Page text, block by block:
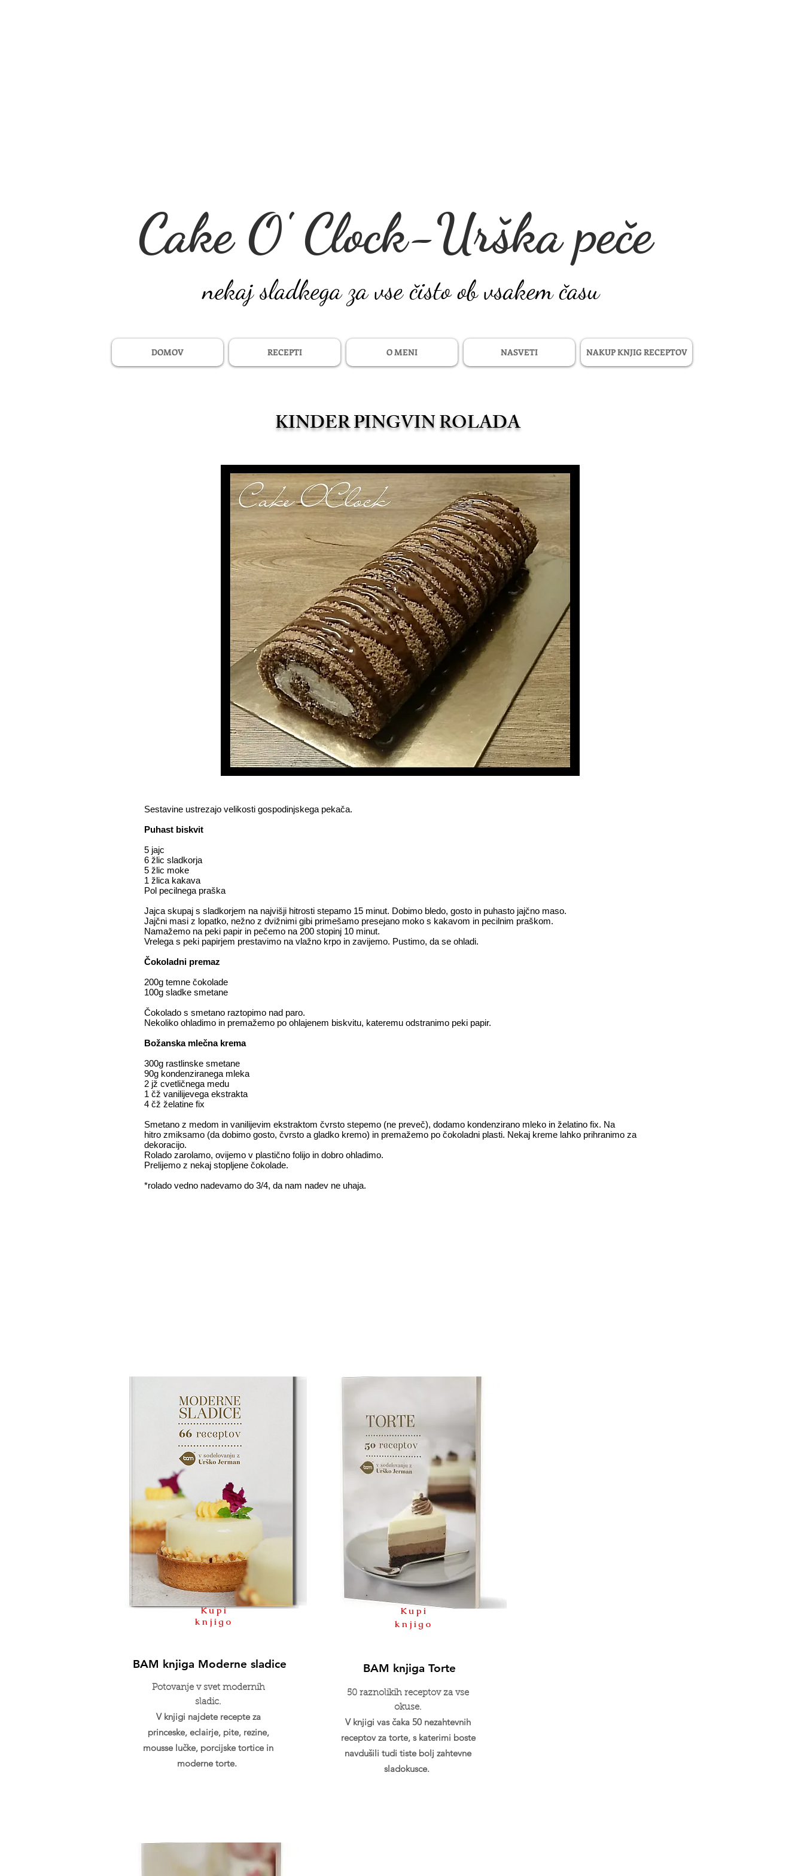
Cake O' Clock-Urška peče
nekaj sladkega za vse čisto ob vsakem času
DOMOV RECEPTI O MENI NASVETI NAKUP KNJIG RECEPTOV
KINDER PINGVIN ROLADA
Sestavine ustrezajo velikosti gospodinjskega pekača.
Puhast biskvit
5 jajc
6 žlic sladkorja
5 žlic moke
1 žlica kakava
Pol pecilnega praška
Jajca skupaj s sladkorjem na najvišji hitrosti stepamo 15 minut. Dobimo bledo, gosto in puhasto jajčno maso.
Jajčni masi z lopatko, nežno z dvižnimi gibi primešamo presejano moko s kakavom in pecilnim praškom.
Namažemo na peki papir in pečemo na 200 stopinj 10 minut.
Vrelega s peki papirjem prestavimo na vlažno krpo in zavijemo. Pustimo, da se ohladi.
Čokoladni premaz
200g temne čokolade
100g sladke smetane
Čokolado s smetano raztopimo nad paro.
Nekoliko ohladimo in premažemo po ohlajenem biskvitu, kateremu odstranimo peki papir.
Božanska mlečna krema
300g rastlinske smetane
90g kondenziranega mleka
2 jž cvetličnega medu
1 čž vanilijevega ekstrakta
4 čž želatine fix
Smetano z medom in vanilijevim ekstraktom čvrsto stepemo (ne preveč), dodamo kondenzirano mleko in želatino fix. Na
hitro zmiksamo (da dobimo gosto, čvrsto a gladko kremo) in premažemo po čokoladni plasti. Nekaj kreme lahko prihranimo za
dekoracijo.
Rolado zarolamo, ovijemo v plastično folijo in dobro ohladimo.
Prelijemo z nekaj stopljene čokolade.
*rolado vedno nadevamo do 3/4, da nam nadev ne uhaja.
Kupi
knjigo
BAM knjiga Moderne sladice
Potovanje v svet modernih
sladic.
V knjigi najdete recepte za
princeske, eclairje, pite, rezine,
mousse lučke, porcijske tortice in
moderne torte.
Kupi
knjigo
BAM knjiga Torte
50 raznolikih receptov za vse
okuse.
V knjigi vas čaka 50 nezahtevnih
receptov za torte, s katerimi boste
navdušili tudi tiste bolj zahtevne
sladokusce.